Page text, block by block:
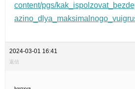
content/pgs/
2024-03-01 16:41
返信